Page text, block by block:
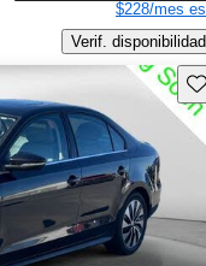
$228/mes
Verif. disponibilidad